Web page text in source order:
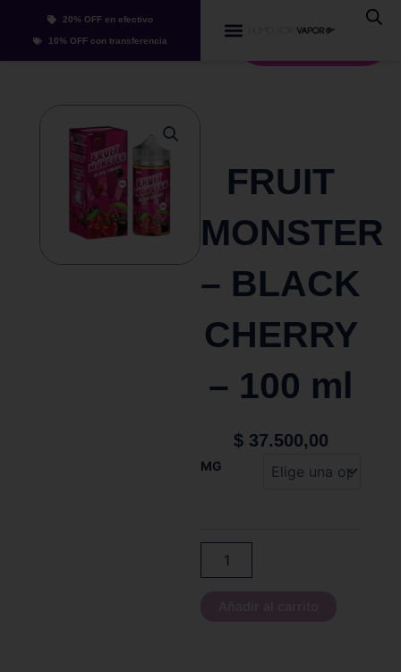
20% OFF en efectivo
10% OFF con transferencia Whatsapp
FRUIT
MONSTER
– BLACK
CHERRY
– 100 ml
$37.500,00
MG
FRUIT